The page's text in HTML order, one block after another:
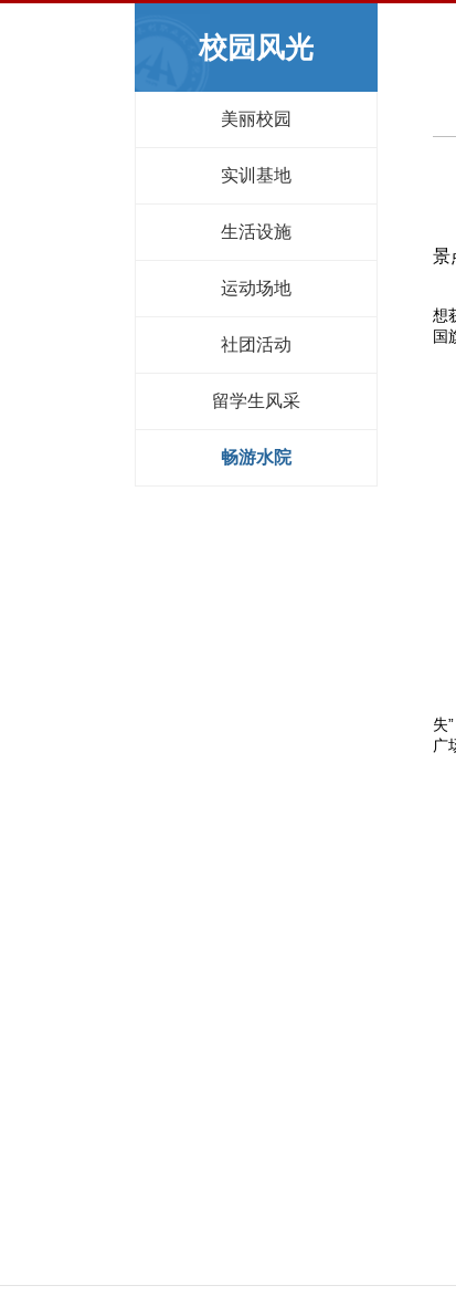
校园风光
美丽校园
实训基地
生活设施
运动场地
社团活动
留学生风采
畅游水院
景
想
国
失
广